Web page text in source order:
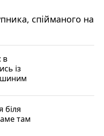
спійманого на
в
із
біля
там